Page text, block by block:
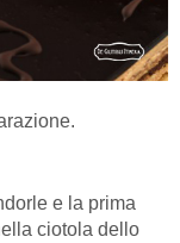
e la prima
ciotola dello